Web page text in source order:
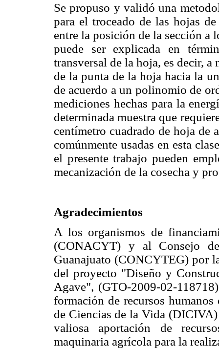
Se propuso y validó una
para el troceado de las hojas
entre la posición de la sección a
puede ser explicada en
transversal de la hoja, es decir,
de la punta de la hoja hacia la
de acuerdo a un polinomio de
mediciones hechas para la
determinada muestra que
centímetro cuadrado de hoja de
comúnmente usadas en esta
el presente trabajo pueden
mecanización de la cosecha y
Agradecimientos
A los organismos de
(CONACYT) y al Consejo
Guanajuato (CONCYTEG) por
del proyecto "Diseño y
Agave", (GTO-2009-02-
formación de recursos
de Ciencias de la Vida
valiosa aportación de
maquinaria agrícola para la